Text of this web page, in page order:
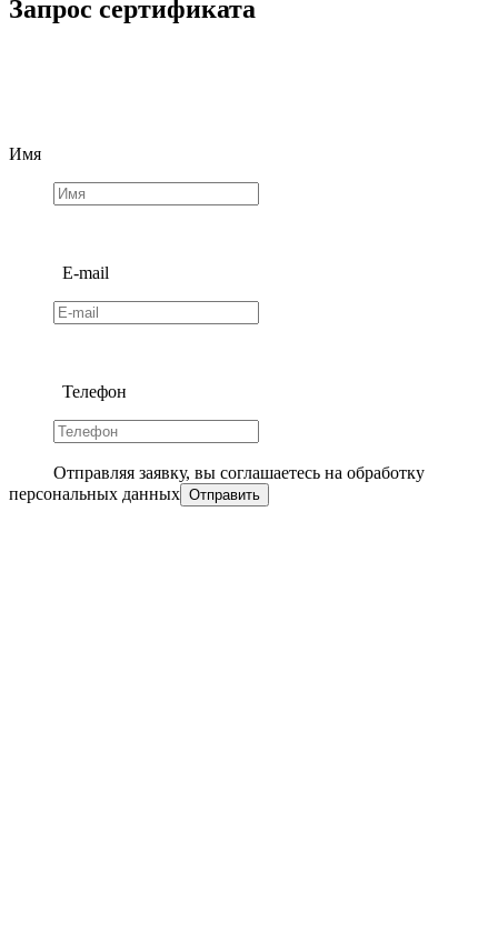
Запрос сертификата
Имя
E-mail
Телефон
Отправляя заявку, вы соглашаетесь на обработку
персональных данных Отправить